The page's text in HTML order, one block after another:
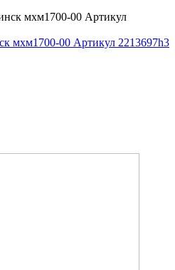
мхм1700-00 Артикул 2213697h3